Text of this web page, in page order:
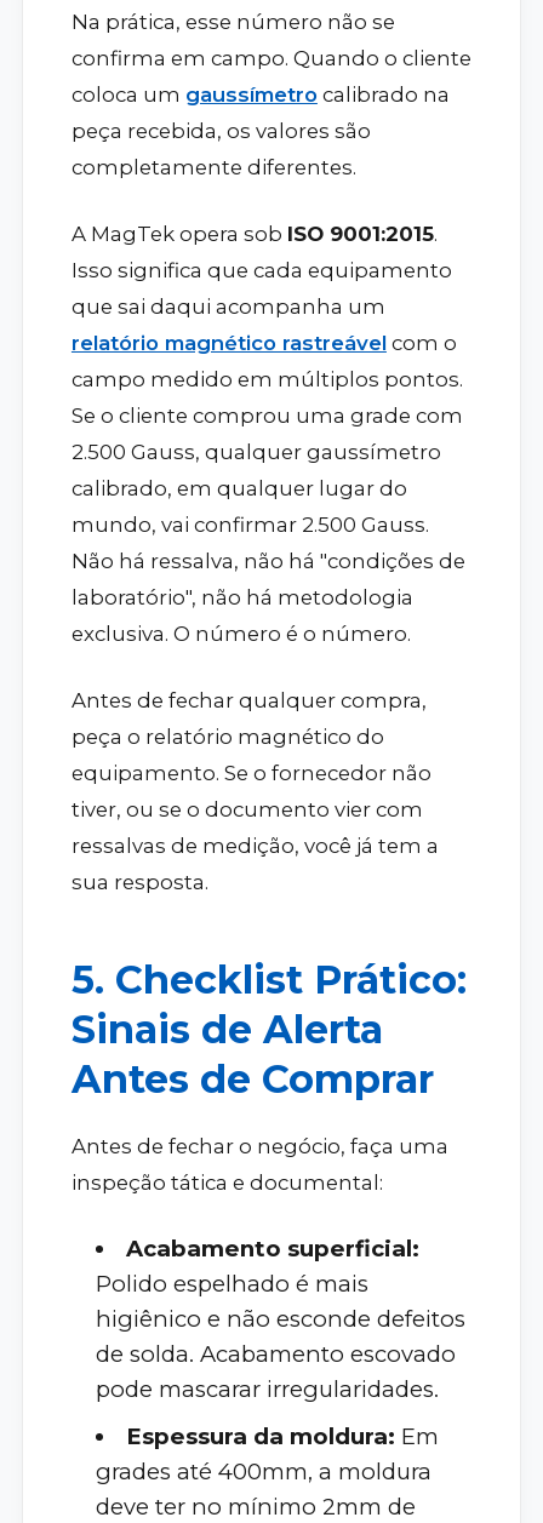
Na prática, esse número não se
confirma em campo. Quando o cliente
coloca um gaussímetro calibrado na
peça recebida, os valores são
completamente diferentes.
A MagTek opera sob ISO 9001:2015.
Isso significa que cada equipamento
que sai daqui acompanha um
relatório magnético rastreávelcom o
campo medido em múltiplos pontos.
Se o cliente comprou uma grade com
2.500 Gauss, qualquer gaussímetro
calibrado, em qualquer lugar do
mundo, vai confirmar 2.500 Gauss.
Não há ressalva, não há "condições de
laboratório", não há metodologia
exclusiva. O número é o número.
Antes de fechar qualquer compra,
peça o relatório magnético do
equipamento. Se o fornecedor não
tiver, ou se o documento vier com
ressalvas de medição, você já tem a
sua resposta.
5. Checklist Prático:
Sinais de Alerta
Antes de Comprar
Antes de fechar o negócio, faça uma
inspeção tática e documental:
Acabamento superficial:
Polido espelhado é mais
higiênico e não esconde defeitos
de solda. Acabamento escovado
pode mascarar irregularidades.
Espessura da moldura: Em
grades até 400mm, a moldura
deve ter no mínimo 2mm de